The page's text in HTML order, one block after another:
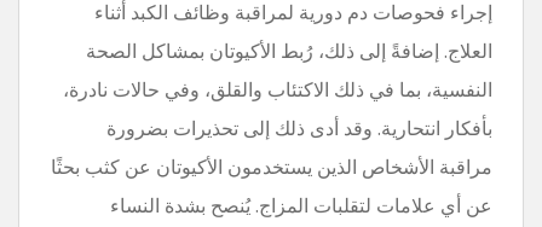
إجراء فحوصات دم دورية لمراقبة وظائف الكبد أثناء
العلاج. إضافةً إلى ذلك، رُبط الأكيوتان بمشاكل الصحة
النفسية، بما في ذلك الاكتئاب والقلق، وفي حالات نادرة،
بأفكار انتحارية. وقد أدى ذلك إلى تحذيرات بضرورة
مراقبة الأشخاص الذين يستخدمون الأكيوتان عن كثب بحثًا
عن أي علامات لتقلبات المزاج. يُنصح بشدة النساء